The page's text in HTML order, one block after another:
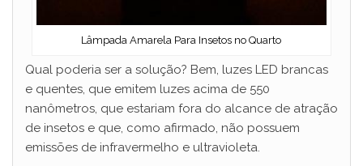
Lâmpada Amarela Para Insetos no Quarto
Qual poderia ser a solução? Bem, luzes LED brancas
e quentes, que emitem luzes acima de 550
nanômetros, que estariam fora do alcance de atração
de insetos e que, como afirmado, não possuem
emissões de infravermelho e ultravioleta.